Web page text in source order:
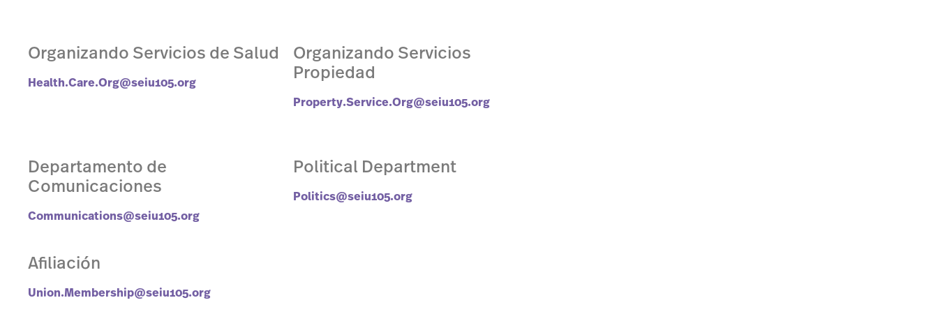
Organizando Servicios de Salud
Health.Care.Org@seiu105.org
Organizando Servicios
Propiedad
Property.Service.Org@seiu105.org
Departamento de
Comunicaciones
Communications@seiu105.org
Political Department
Politics@seiu105.org
Afiliación
Union.Membership@seiu105.org